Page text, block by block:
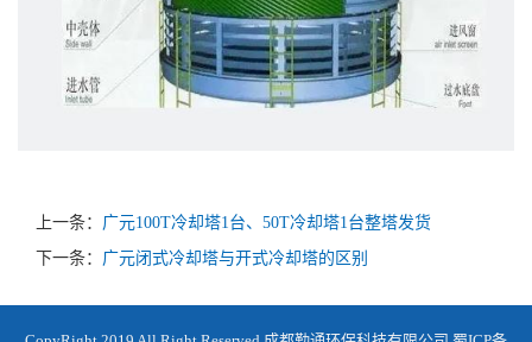
上一条： 广元100T冷却塔1台、50T冷却塔1台整塔发货
下一条： 广元闭式冷却塔与开式冷却塔的区别